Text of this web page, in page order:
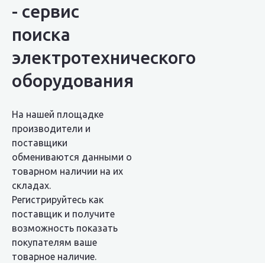
- сервис
поиска
электротехнического
оборудования
На нашей площадке
производители и
поставщики
обмениваются данными о
товарном наличии на их
складах.
Регистрируйтесь как
поставщик и получите
возможность показать
покупателям ваше
товарное наличие.